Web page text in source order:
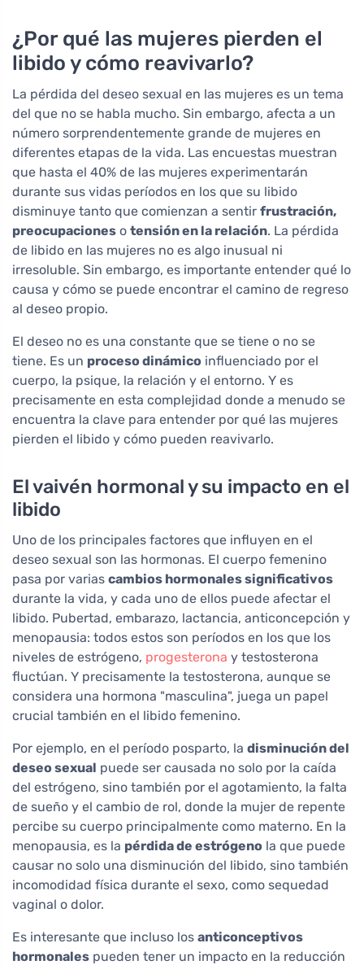
¿Por qué las mujeres pierden el
libido y cómo reavivarlo?
La pérdida del deseo sexual en las mujeres es un tema
del que no se habla mucho. Sin embargo, afecta a un
número sorprendentemente grande de mujeres en
diferentes etapas de la vida. Las encuestas muestran
que hasta el 40% de las mujeres experimentarán
durante sus vidas períodos en los que su libido
disminuye tanto que comienzan a sentir frustración,
preocupaciones o tensión en la relación. La pérdida
de libido en las mujeres no es algo inusual ni
irresoluble. Sin embargo, es importante entender qué lo
causa y cómo se puede encontrar el camino de regreso
al deseo propio.
El deseo no es una constante que se tiene o no se
tiene. Es un proceso dinámico influenciado por el
cuerpo, la psique, la relación y el entorno. Y es
precisamente en esta complejidad donde a menudo se
encuentra la clave para entender por qué las mujeres
pierden el libido y cómo pueden reavivarlo.
El vaivén hormonal y su impacto en el
libido
Uno de los principales factores que influyen en el
deseo sexual son las hormonas. El cuerpo femenino
pasa por varias cambios hormonales significativos
durante la vida, y cada uno de ellos puede afectar el
libido. Pubertad, embarazo, lactancia, anticoncepción y
menopausia: todos estos son períodos en los que los
niveles de estrógeno, progesterona y testosterona
fluctúan. Y precisamente la testosterona, aunque se
considera una hormona "masculina", juega un papel
crucial también en el libido femenino.
Por ejemplo, en el período posparto, la disminución del
deseo sexual puede ser causada no solo por la caída
del estrógeno, sino también por el agotamiento, la falta
de sueño y el cambio de rol, donde la mujer de repente
percibe su cuerpo principalmente como materno. En la
menopausia, es la pérdida de estrógeno la que puede
causar no solo una disminución del libido, sino también
incomodidad física durante el sexo, como sequedad
vaginal o dolor.
Es interesante que incluso los anticonceptivos
hormonales pueden tener un impacto en la reducción